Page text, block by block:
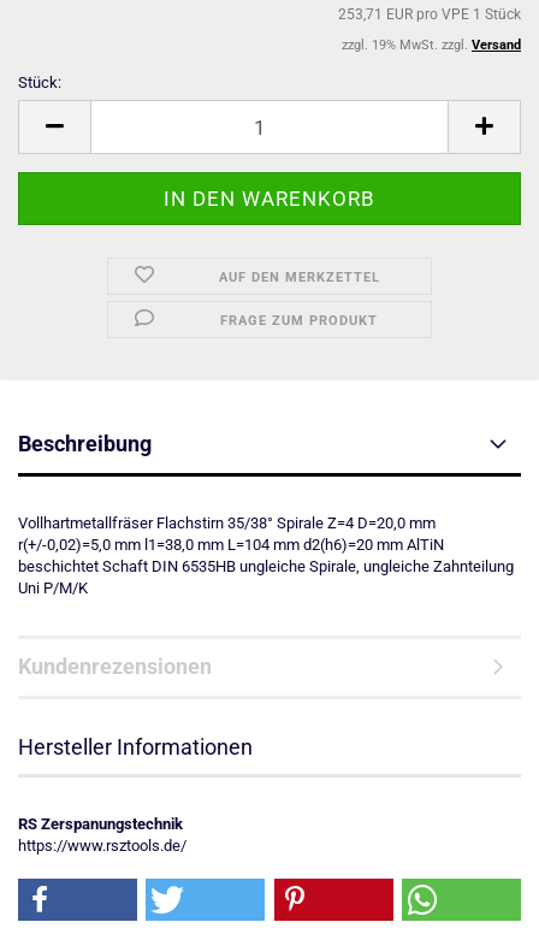
253,71 EUR pro VPE 1 Stück
zzgl. 19% MwSt. zzgl. Versand
Stück:
AUF DEN MERKZETTEL
FRAGE ZUM PRODUKT
Beschreibung
Vollhartmetallfräser Flachstirn 35/38° Spirale Z=4 D=20,0 mm
r(+/-0,02)=5,0 mm l1=38,0 mm L=104 mm d2(h6)=20 mm AlTiN
beschichtet Schaft DIN 6535HB ungleiche Spirale, ungleiche Zahnteilung
Uni P/M/K
Kundenrezensionen
Hersteller Informationen
RS Zerspanungstechnik
https://www.rsztools.de/